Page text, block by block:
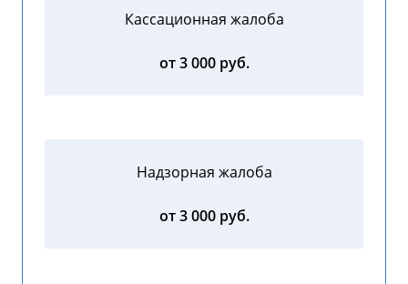
Кассационная жалоба
от 3 000 руб.
Надзорная жалоба
от 3 000 руб.